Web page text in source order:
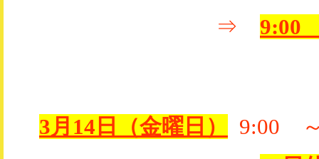
⇒ 9:00
3月14日（金曜日）
9:00